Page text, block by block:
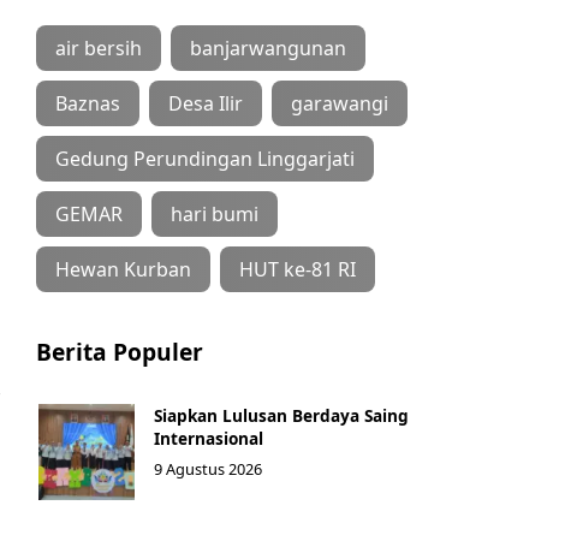
air bersih banjarwangunan
Baznas Desa Ilir garawangi
Gedung Perundingan Linggarjati
GEMAR hari bumi
Hewan Kurban HUT ke-81 RI
Berita Populer
Siapkan Lulusan Berdaya Saing
Internasional
9 Agustus 2026